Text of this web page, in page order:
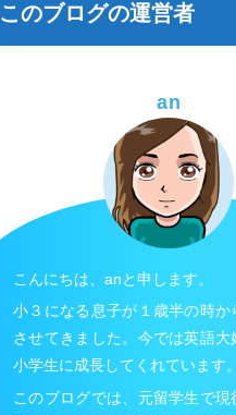
このブログの運営者
an
こんにちは、anと申します。
小３になる息子が１歳半の時か
させてきました。今では英語大
小学生に成長してくれています。
このブログでは、元留学生で現